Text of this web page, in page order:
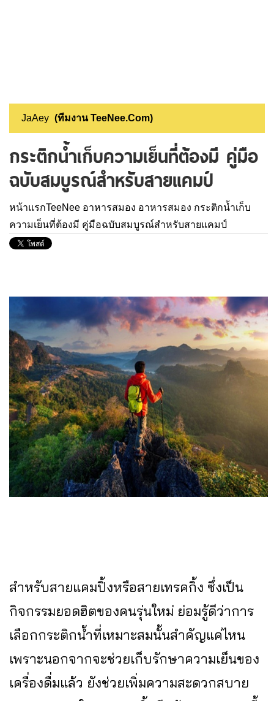
JaAey (ทีมงาน TeeNee.Com)
กระติกน้ำเก็บความเย็นที่ต้องมี คู่มือ
ฉบับสมบูรณ์สำหรับสายแคมป์
หน้าแรกTeeNee อาหารสมอง อาหารสมอง กระติกน้ำเก็บ
ความเย็นที่ต้องมี คู่มือฉบับสมบูรณ์สำหรับสายแคมป์
สำหรับสายแคมปิ้งหรือสายเทรคกิ้ง ซึ่งเป็น
กิจกรรมยอดฮิตของคนรุ่นใหม่ ย่อมรู้ดีว่าการ
เลือกกระติกน้ำที่เหมาะสมนั้นสำคัญแค่ไหน
เพราะนอกจากจะช่วยเก็บรักษาความเย็นของ
เครื่องดื่มแล้ว ยังช่วยเพิ่มความสะดวกสบาย